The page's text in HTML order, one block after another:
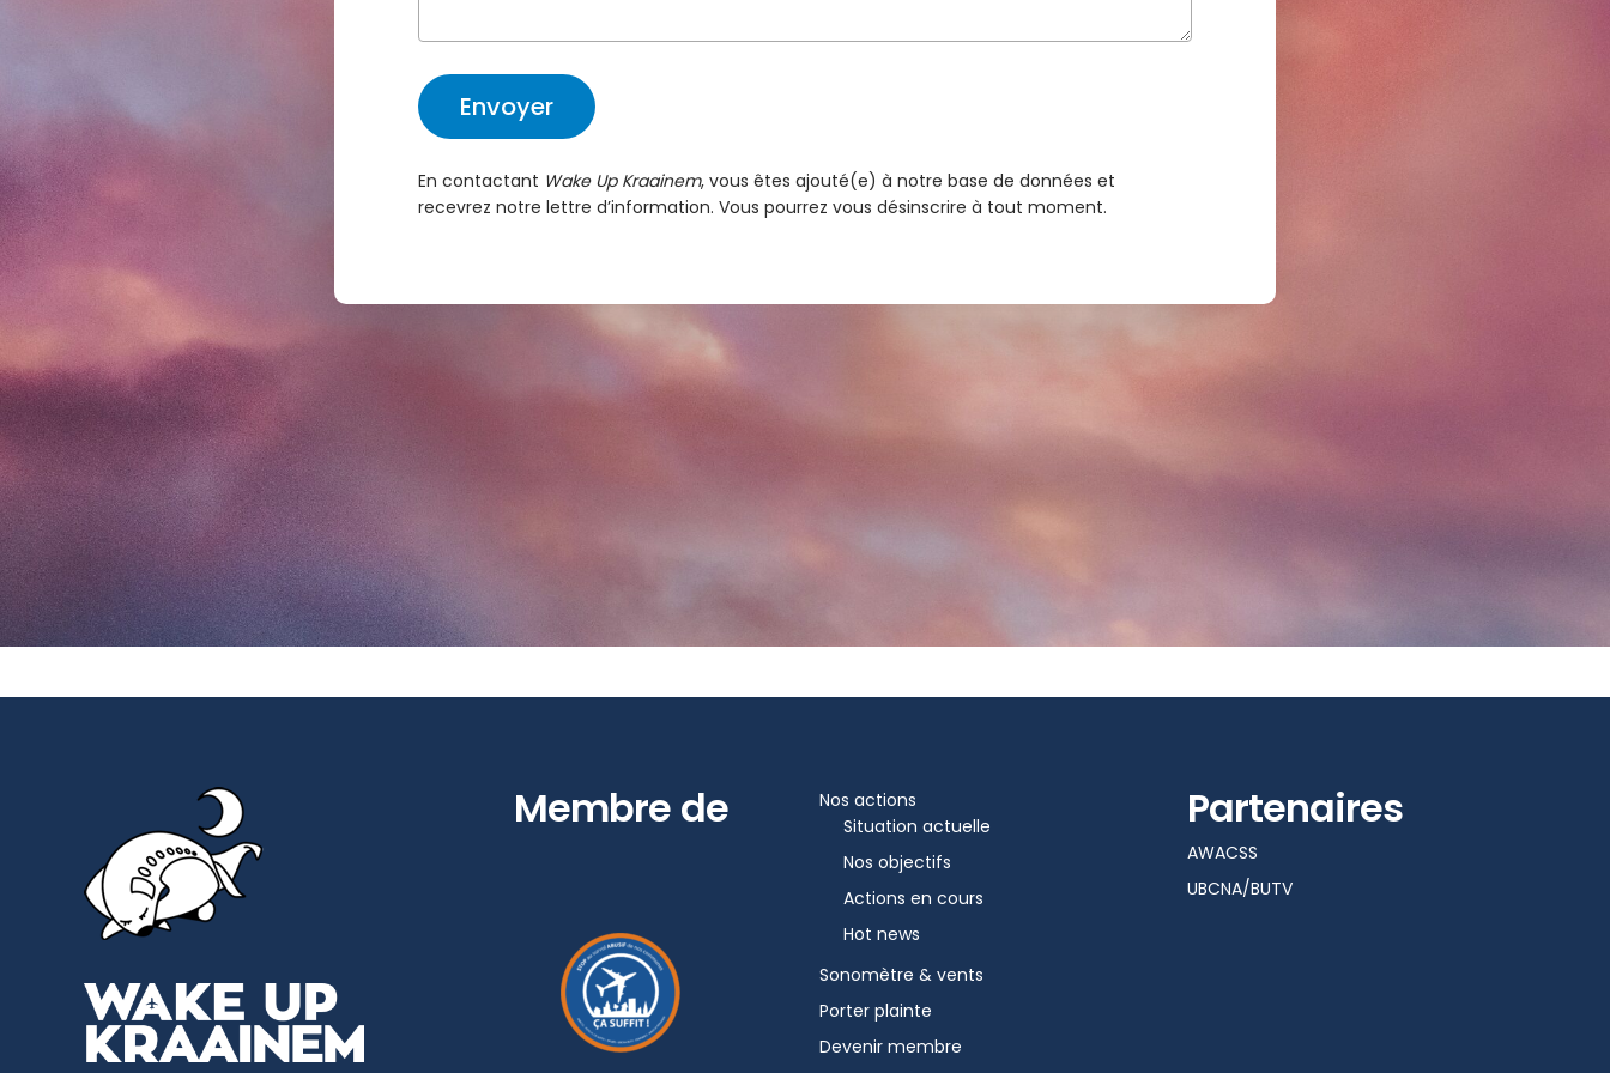
En contactant Wake Up Kraainem, vous êtes ajouté(e) à notre base de données et
recevrez notre lettre d’information. Vous pourrez vous désinscrire à tout moment.
Membre de
Nos actions
Situation actuelle
Nos objectifs
Actions en cours
Hot news
Sonomètre & vents
Porter plainte
Devenir membre
Partenaires
AWACSS
UBCNA/BUTV